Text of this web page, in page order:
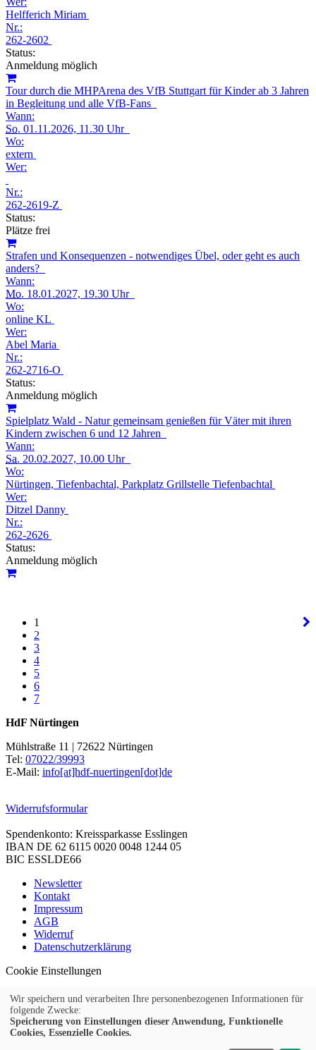
Helfferich Miriam
Nr.:
262-2602
Status:
Anmeldung möglich
Tour durch die MHPArena des VfB Stuttgart für Kinder ab 3 Jahren
in Begleitung und alle VfB-Fans
Wann:
So. 01.11.2026, 11.30 Uhr
Wo:
extern
Wer:
Nr.:
262-2619-Z
Status:
Plätze frei
Strafen und Konsequenzen - notwendiges Übel, oder geht es auch
anders?
Wann:
Mo. 18.01.2027, 19.30 Uhr
Wo:
online KL
Wer:
Abel Maria
Nr.:
262-2716-O
Status:
Anmeldung möglich
Spielplatz Wald - Natur gemeinsam genießen für Väter mit ihren
Kindern zwischen 6 und 12 Jahren
Wann:
Sa. 20.02.2027, 10.00 Uhr
Wo:
Nürtingen, Tiefenbachtal, Parkplatz Grillstelle Tiefenbachtal
Wer:
Ditzel Danny
Nr.:
262-2626
Status:
Anmeldung möglich
1
2
3
4
5
6
7
HdF Nürtingen
Mühlstraße 11 | 72622 Nürtingen
Tel: 07022/39993
E-Mail: info[at]hdf-nuertingen[dot]de
Widerrufsformular
Spendenkonto: Kreissparkasse Esslingen
IBAN DE 62 6115 0020 0048 1244 05
BIC ESSLDE66
Newsletter
Kontakt
Impressum
AGB
Widerruf
Datenschutzerklärung
Cookie Einstellungen
© 2026 Kubus Software GmbH
Wir speichern und verarbeiten Ihre personenbezogenen Informationen für
folgende Zwecke:
Speicherung von Einstellungen dieser Anwendung, Funktionelle
Cookies, Essenzielle Cookies.